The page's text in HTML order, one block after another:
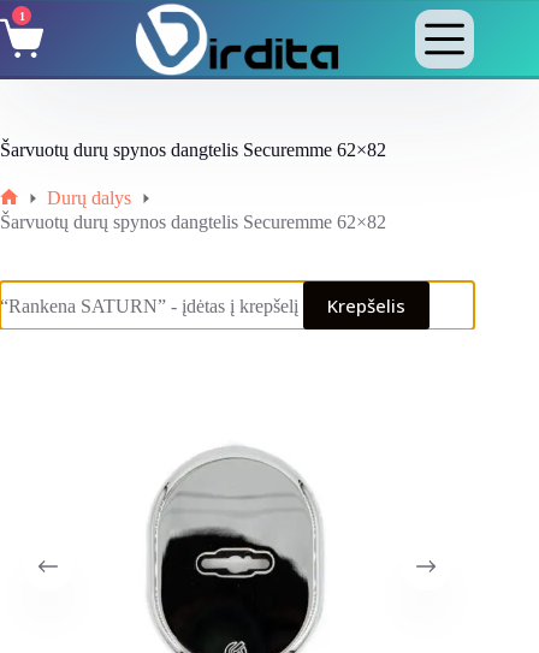
Skip
to
content
Shopping
cart
1
Šarvuotų durų spynos dangtelis Securemme 62×82
Home
Durų dalys
Šarvuotų durų spynos dangtelis Securemme 62×82
“Rankena SATURN” - įdėtas į krepšelį Krepšelis